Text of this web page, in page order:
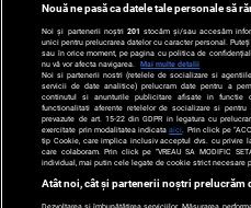
SPORT
gând”
Nouă ne pasă ca datele tale personale să
Noi și partenerii noștri 201 stocăm și/sau accesăm
unici pentru prelucrarea datelor cu caracter personal.
sau în orice moment, pe pagina cu politica de
nu vă vor afecta navigarea.
Mai multe detalii
Noi si partenerii nostri (retelele de socializare si
servicii de date analitice) prelucram date pentru a
continutul si anunturile publicitare afisate in
functionalitati aferente retelelor de socializare si
prevazute de art. 15-22 din GDPR in legatura cu
exercitate prin modalitatea indicataaici . Prin click pe
tip Cookie, care implica inclusiv acceptul dvs. cu privire
care colaboram. Prin click pe “VREAU SA MODIFIC
individual, mai putin cele legate de cookie strict necesare
Atât noi, cât și partenerii noștri prelucrăm